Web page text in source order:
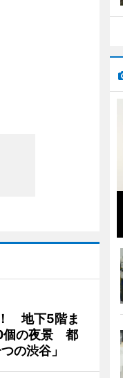
地下5階ま
個の夜景 都
の渋谷」